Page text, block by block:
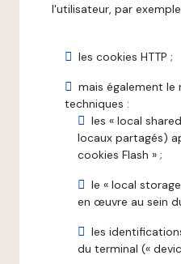
l'utilisateur, par
les cookies HTTP ;
mais également le
techniques :
les « local
locaux partagés)
cookies Flash » ;
le « local
en œuvre au sein
les
du terminal («